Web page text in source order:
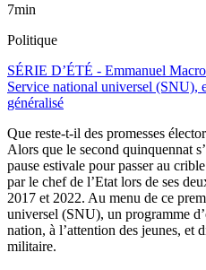
7min
Politique
SÉRIE D’ÉTÉ - Emmanuel
Service national universel (SNU),
généralisé
Que reste-t-il des promesses
Alors que le second quinquennat
pause estivale pour passer au
par le chef de l’Etat lors de ses
2017 et 2022. Au menu de ce
universel (SNU), un programme
nation, à l’attention des jeunes, et
militaire.